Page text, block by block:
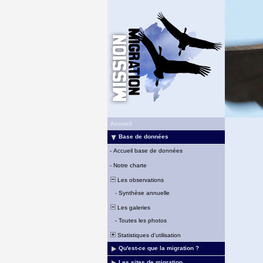
Accueil
Base de données
- Accueil base de données
- Notre charte
Les observations
- Synthèse annuelle
Les galeries
- Toutes les photos
Statistiques d'utilisation
Qu'est-ce que la migration ?